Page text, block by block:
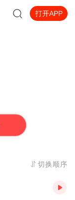
打开APP
切换顺序